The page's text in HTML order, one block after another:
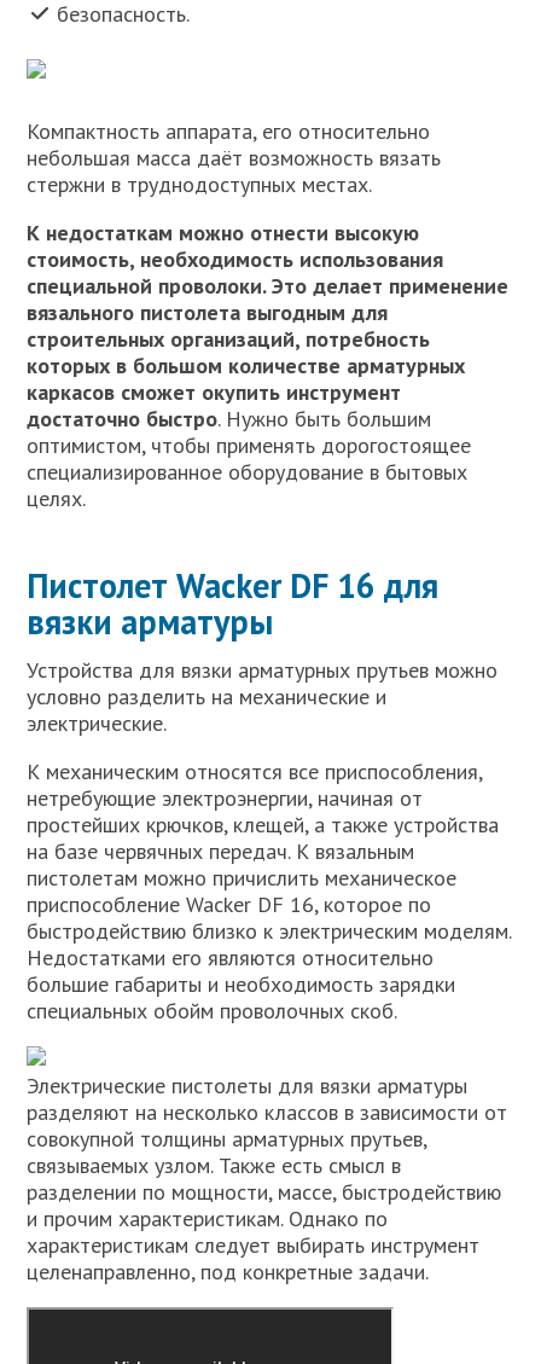
безопасность.
Компактность аппарата, его относительно
небольшая масса даёт возможность вязать
стержни в труднодоступных местах.
К недостаткам можно отнести высокую
стоимость, необходимость использования
специальной проволоки. Это делает применение
вязального пистолета выгодным для
строительных организаций, потребность
которых в большом количестве арматурных
каркасов сможет окупить инструмент
достаточно быстро. Нужно быть большим
оптимистом, чтобы применять дорогостоящее
специализированное оборудование в бытовых
целях.
Пистолет Wacker DF 16 для
вязки арматуры
Устройства для вязки арматурных прутьев можно
условно разделить на механические и
электрические.
К механическим относятся все приспособления,
нетребующие электроэнергии, начиная от
простейших крючков, клещей, а также устройства
на базе червячных передач. К вязальным
пистолетам можно причислить механическое
приспособление Wacker DF 16, которое по
быстродействию близко к электрическим моделям.
Недостатками его являются относительно
большие габариты и необходимость зарядки
специальных обойм проволочных скоб.
Электрические пистолеты для вязки арматуры
разделяют на несколько классов в зависимости от
совокупной толщины арматурных прутьев,
связываемых узлом. Также есть смысл в
разделении по мощности, массе, быстродействию
и прочим характеристикам. Однако по
характеристикам следует выбирать инструмент
целенаправленно, под конкретные задачи.